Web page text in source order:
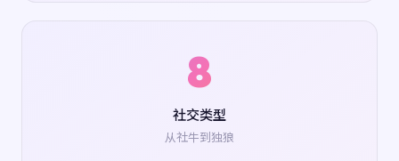
8
社交类型
从社牛到独狼